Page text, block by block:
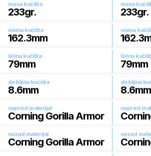
masa kućišta
233gr.
masa
233gr.
visina kućišta
162.3mm
visina
162.3
širina kućišta
79mm
širina
79mm
debljina kućišta
8.6mm
debljina
8.6mm
napred materijal
Corning Gorilla Armor
napred
nazad materijal
Corning Gorilla Armor
nazad